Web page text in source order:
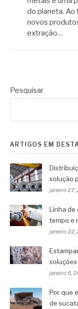
do planeta.
novos
extração…
Pesquisar
ARTIGOS EM
solução
janeiro 27,
Linha de
tempo e
janeiro 22,
janeiro 8,
Por que
de